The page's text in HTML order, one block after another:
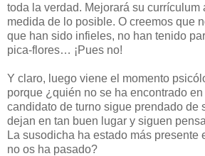
toda la verdad. Mejorará su currículum
medida de lo posible. O creemos que
que han sido infieles, no han tenido
pica-flores… ¡Pues no!
Y claro, luego viene el momento
porque ¿quién no se ha encontrado en
candidato de turno sigue prendado de
dejan en tan buen lugar y siguen
La susodicha ha estado más presente
no os ha pasado?